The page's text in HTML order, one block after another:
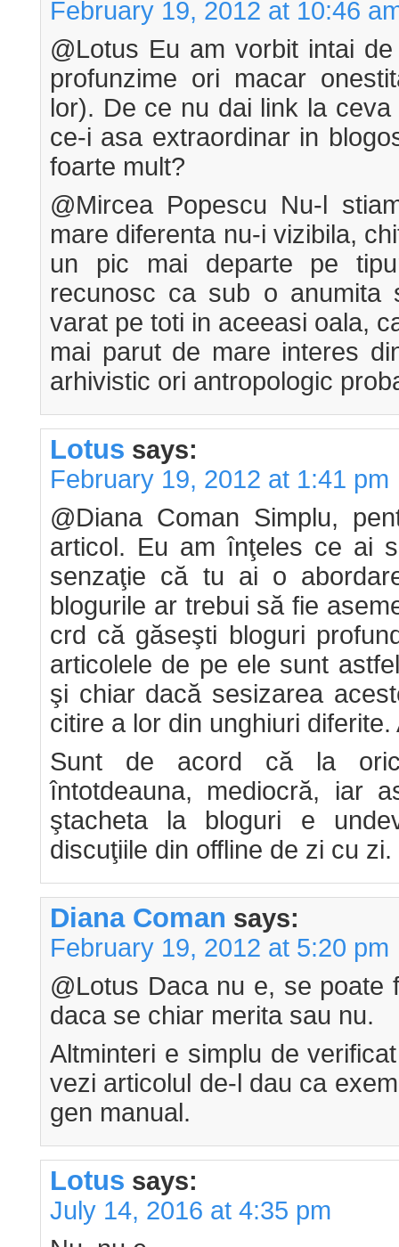
February 19, 2012 at 10:46
@Lotus Eu am vorbit intai
profunzime ori macar
lor). De ce nu dai link la
ce-i asa extraordinar in
foarte mult?
@Mircea Popescu Nu-l
mare diferenta nu-i vizibila,
un pic mai departe pe
recunosc ca sub o anumita
varat pe toti in aceeasi oala,
mai parut de mare interes
arhivistic ori antropologic
Lotus says:
February 19, 2012 at 1:41 pm
@Diana Coman Simplu,
articol. Eu am înţeles ce ai
senzaţie că tu ai o
blogurile ar trebui să fie
crd că găseşti bloguri
articolele de pe ele sunt
şi chiar dacă sesizarea
citire a lor din unghiuri diferite.
Sunt de acord că la
întotdeauna, mediocră, iar
ştacheta la bloguri e
discuţiile din offline de zi cu zi.
Diana Coman says:
February 19, 2012 at 5:20 pm
@Lotus Daca nu e, se poate
daca se chiar merita sau nu.
Altminteri e simplu de
vezi articolul de-l dau ca
gen manual.
Lotus says:
July 14, 2016 at 4:35 pm